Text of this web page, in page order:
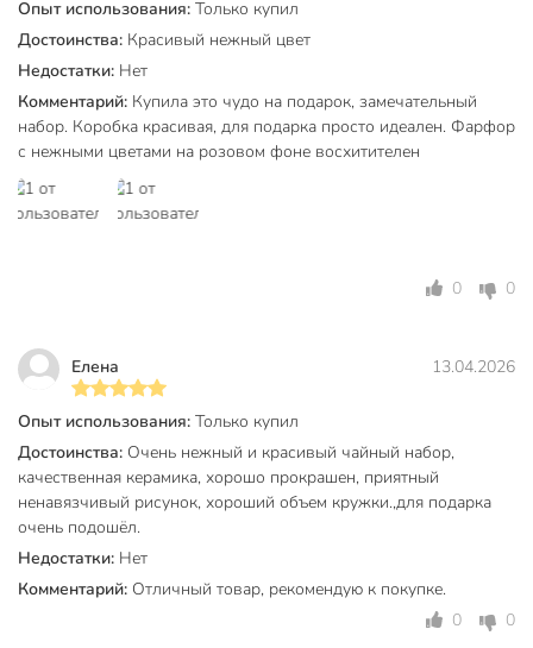
золотой каймы посуда требует деликатного обращения:
ручная мойка позволит сохранить блеск декоративного
элемента на долгие годы. Если вы выбираете подарок
близким или хотите обновить домашнюю коллекцию
посуды, этот комплект станет оптимальным выбором по
соотношению цены и качества.
Добавьте нотку весеннего настроения в свой интерьер —
закажите чайный набор «Птички» прямо сейчас и получите
Как ухаживать за керамическим набором с золотой
каймой?
Для сохранения декоративного покрытия рекомендуется
мыть предметы вручную мягкими моющими средствами
без абразивных частиц. Использование посудомоечной
машины и СВЧ-печей для данной модели не
предусмотрено из-за риска повреждения золотого декора.
Что лучше выбрать для подарка: керамику или фарфор?
Керамика от Beatrix — это выбор в пользу тактильности и
Опыт использования: Только купил
Достоинства: Красивый нежный цвет
Недостатки: Нет
Комментарий: Купила это чудо на подарок, замечательный
набор. Коробка красивая, для подарка просто идеален. Фарфор
с нежными цветами на розовом фоне восхитителен
0 0
Елена 13.04.2026
Опыт использования: Только купил
Достоинства: Очень нежный и красивый чайный набор,
качественная керамика, хорошо прокрашен, приятный
ненавязчивый рисунок, хороший объем кружки.,для подарка
очень подошёл.
Недостатки: Нет
Комментарий: Отличный товар, рекомендую к покупке.
0
0